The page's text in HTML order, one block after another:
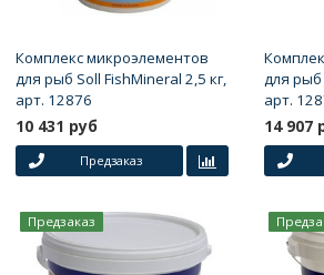
Комплекс микроэлементов
для рыб Soll FishMineral 2,5 кг,
арт. 12876
10 431 руб
Предзаказ
для рыб
арт.
14 907
Предзаказ